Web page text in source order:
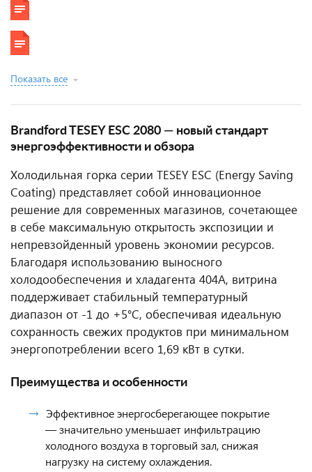
Показать все
Brandford TESEY ESC 2080 — новый стандарт
энергоэффективности и обзора
Холодильная горка серии TESEY ESC (Energy Saving
Coating) представляет собой инновационное
решение для современных магазинов, сочетающее
в себе максимальную открытость экспозиции и
непревзойденный уровень экономии ресурсов.
Благодаря использованию выносного
холодообеспечения и хладагента 404A, витрина
поддерживает стабильный температурный
диапазон от -1 до +5°C, обеспечивая идеальную
сохранность свежих продуктов при минимальном
энергопотреблении всего 1,69 кВт в сутки.
Преимущества и особенности
Эффективное энергосберегающее покрытие
— значительно уменьшает инфильтрацию
холодного воздуха в торговый зал, снижая
нагрузку на систему охлаждения.